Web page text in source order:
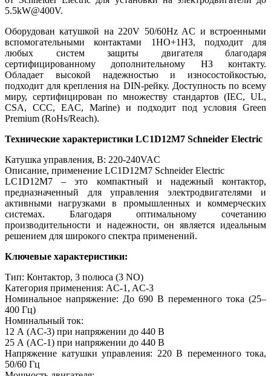
5.5kW@400V.
Оборудован катушкой на 220V 50/60Hz AC и встроенными
вспомогательными контактами 1НО+1НЗ, подходит для
любых систем защиты двигателя благодаря
сертифицированному дополнительному НЗ контакту.
Обладает высокой надежностью и износостойкостью,
подходит для крепления на DIN-рейку. Доступность по всему
миру, сертифицирован по множеству стандартов (IEC, UL,
CSA, CCC, EAC, Marine) и подходит под условия Green
Premium (RoHs/Reach).
Технические характеристики LC1D12M7 Schneider Electric
Катушка управления, В: 220-240VAC
Описание, применение LC1D12M7 Schneider Electric
LC1D12M7 – это компактный и надежный контактор,
предназначенный для управления электродвигателями и
активными нагрузками в промышленных и коммерческих
системах. Благодаря оптимальному сочетанию
производительности и надежности, он является идеальным
решением для широкого спектра применений.
Ключевые характеристики:
Тип: Контактор, 3 полюса (3 NO)
Категория применения: AC-1, AC-3
Номинальное напряжение: До 690 В переменного тока (25–
400 Гц)
Номинальный ток:
12 А (AC-3) при напряжении до 440 В
25 А (AC-1) при напряжении до 440 В
Напряжение катушки управления: 220 В переменного тока,
50/60 Гц